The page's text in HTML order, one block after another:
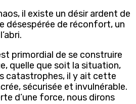
il existe un désir ardent de
désespérée de réconfort, un
primordial de se construire
quelle que soit la situation,
catastrophes, il y ait cette
sécurisée et invulnérable.
d’une force, nous dirons